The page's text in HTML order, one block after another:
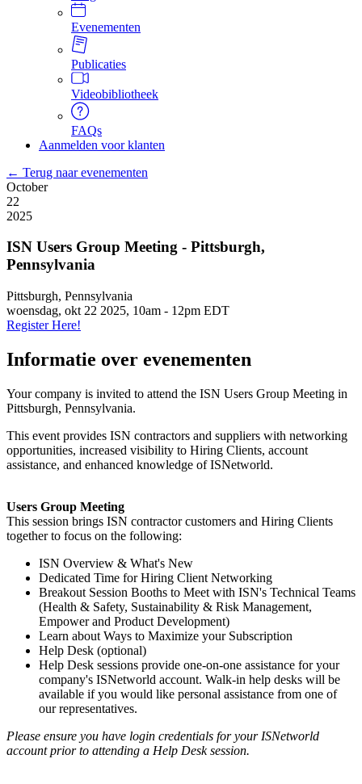
Evenementen
Publicaties
Videobibliotheek
FAQs
Aanmelden voor klanten
← Terug naar evenementen
October
22
2025
ISN Users Group Meeting - Pittsburgh,
Pennsylvania
Pittsburgh, Pennsylvania
woensdag, okt 22 2025, 10am - 12pm EDT
Register Here!
Informatie over evenementen
Your company is invited to attend the ISN Users Group Meeting in
Pittsburgh, Pennsylvania.
This event provides ISN contractors and suppliers with networking
opportunities, increased visibility to Hiring Clients, account
assistance, and enhanced knowledge of ISNetworld.
Users Group Meeting
This session brings ISN contractor customers and Hiring Clients
together to focus on the following:
ISN Overview & What's New
Dedicated Time for Hiring Client Networking
Breakout Session Booths to Meet with ISN's Technical Teams
(Health & Safety, Sustainability & Risk Management,
Empower and Product Development)
Learn about Ways to Maximize your Subscription
Help Desk (optional)
Help Desk sessions provide one-on-one assistance for your
company's ISNetworld account. Walk-in help desks will be
available if you would like personal assistance from one of
our representatives.
Please ensure you have login credentials for your ISNetworld
account prior to attending a Help Desk session.